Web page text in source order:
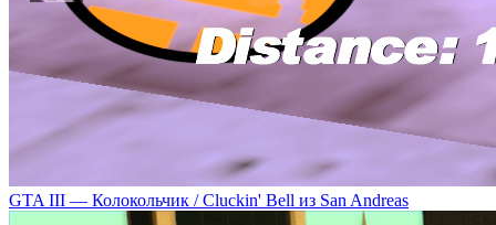
GTA III — Колокольчик / Cluckin' Bell из San Andreas